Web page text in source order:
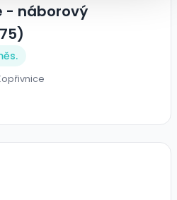
- náborový